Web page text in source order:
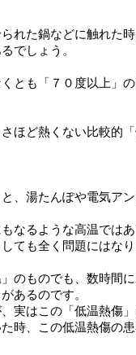
れた鍋などに触れた時
でしょう。
とも「７０度以上」
ほど熱くない比較的
、湯たんぽや電気ア
なるような高温では
ても全く問題にはなり
のものでも、数時間
あるのです。
実はこの「低温熱傷
時、この低温熱傷の